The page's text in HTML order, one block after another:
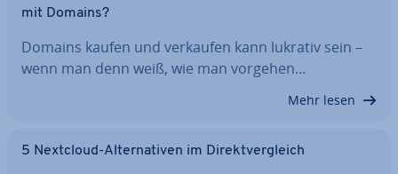
mit Domains?
Domains kaufen und verkaufen kann lukrativ sein –
wenn man denn weiß, wie man vorgehen…
Mehr lesen
5 Nextcloud-Al­ter­na­ti­ven im Di­rekt­ver­gleich